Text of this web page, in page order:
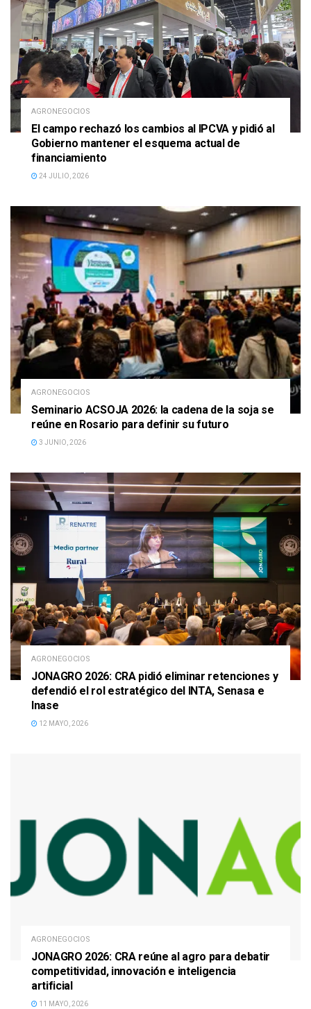
AGRONEGOCIOS
El campo rechazó los cambios al IPCVA y pidió al
Gobierno mantener el esquema actual de
financiamiento
24 JULIO, 2026
AGRONEGOCIOS
Seminario ACSOJA 2026: la cadena de la soja se
reúne en Rosario para definir su futuro
3 JUNIO, 2026
AGRONEGOCIOS
JONAGRO 2026: CRA pidió eliminar retenciones y
defendió el rol estratégico del INTA, Senasa e
Inase
12 MAYO, 2026
AGRONEGOCIOS
JONAGRO 2026: CRA reúne al agro para debatir
competitividad, innovación e inteligencia
artificial
11 MAYO, 2026